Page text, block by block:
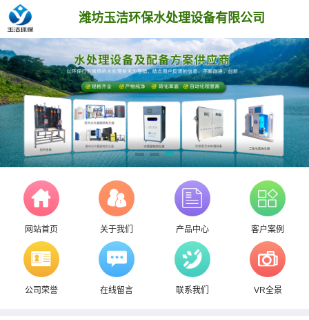
潍坊玉洁环保水处理设备有限公司
网站首页 关于我们 产品中心 客户案例
公司荣誉 在线留言 联系我们 VR全景